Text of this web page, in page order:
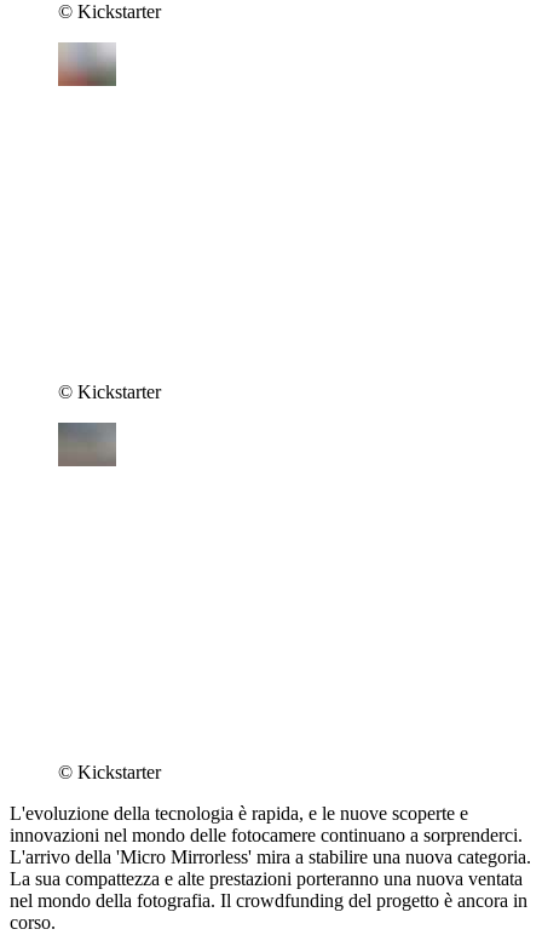
© Kickstarter
© Kickstarter
© Kickstarter
L'evoluzione della tecnologia è rapida, e le nuove scoperte e
innovazioni nel mondo delle fotocamere continuano a sorprenderci.
L'arrivo della 'Micro Mirrorless' mira a stabilire una nuova categoria.
La sua compattezza e alte prestazioni porteranno una nuova ventata
nel mondo della fotografia. Il crowdfunding del progetto è ancora in
corso.